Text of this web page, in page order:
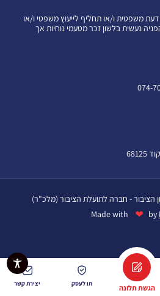
משפטית ו/או תחליף לייעוץ משפטי ו/או
נעשית בלשון זכר מטעמי נוחיות אך
Made with
❤ by
הגשת תלונה תו לעסק יצירת קשר